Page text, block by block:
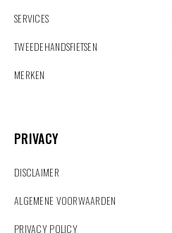
SERVICES
TWEEDEHANDSFIETSEN
MERKEN
PRIVACY
DISCLAIMER
ALGEMENE VOORWAARDEN
PRIVACY POLICY